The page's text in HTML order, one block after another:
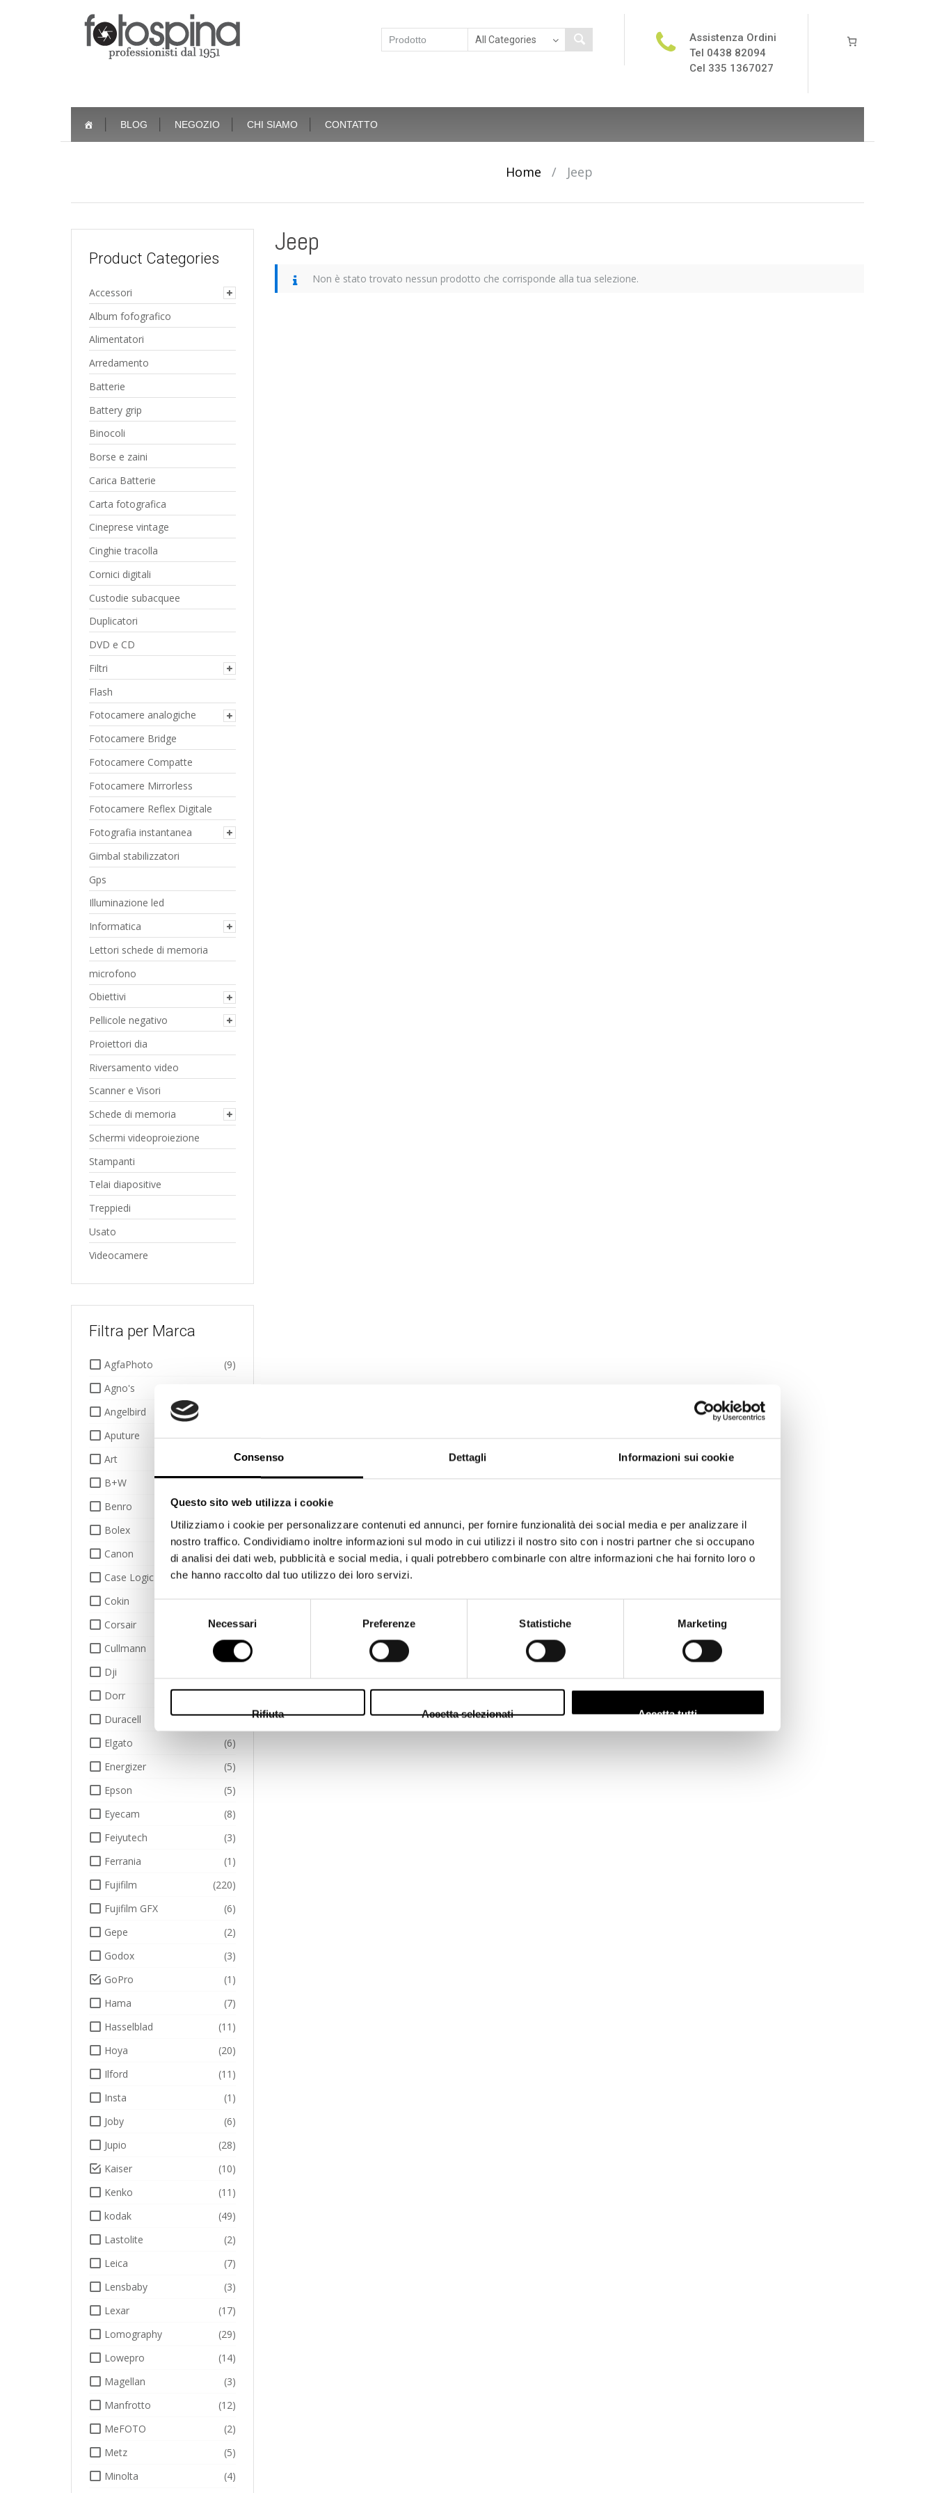
Consenso Dettagli Informazioni sui cookie
Questo sito web utilizza i cookie
Utilizziamo i cookie per personalizzare contenuti ed annunci, per fornire funzionalità dei social media e per analizzare il
nostro traffico. Condividiamo inoltre informazioni sul modo in cui utilizzi il nostro sito con i nostri partner che si occupano
di analisi dei dati web, pubblicità e social media, i quali potrebbero combinarle con altre informazioni che hai fornito loro o
che hanno raccolto dal tuo utilizzo dei loro servizi.
Necessari Preferenze Statistiche Marketing
Rifiuta Accetta selezionati Accetta tutti
Assistenza Ordini
Tel 0438 82094
Cel 335 1367027
content
BLOG NEGOZIO CHI SIAMO CONTATTO
Home / Jeep
Jeep
Non è stato trovato nessun prodotto che corrisponde alla tua selezione.
Product Categories
Accessori
Album fofografico
Alimentatori
Arredamento
Batterie
Battery grip
Binocoli
Borse e zaini
Carica Batterie
Carta fotografica
Cineprese vintage
Cinghie tracolla
Cornici digitali
Custodie subacquee
Duplicatori
DVD e CD
Filtri
Flash
Fotocamere analogiche
Fotocamere Bridge
Fotocamere Compatte
Fotocamere Mirrorless
Fotocamere Reflex Digitale
Fotografia instantanea
Gimbal stabilizzatori
Gps
Illuminazione led
Informatica
Lettori schede di memoria
microfono
Obiettivi
Pellicole negativo
Proiettori dia
Riversamento video
Scanner e Visori
Schede di memoria
Schermi videoproiezione
Stampanti
Telai diapositive
Treppiedi
Usato
Videocamere
Filtra per Marca
AgfaPhoto
(9)
Agno's
Angelbird
Aputure
(1)
Art
(885)
B+W
(3)
Benro
(14)
Bolex
(2)
Canon
(67)
Case Logic
(10)
Cokin
(234)
Corsair
(7)
Cullmann
(1)
Dji
Dorr
(4)
Duracell
(1)
Elgato
(6)
Energizer
(5)
Epson
(5)
Eyecam
(8)
Feiyutech
(3)
Ferrania
(1)
Fujifilm
(220)
Fujifilm GFX
(6)
Gepe
(2)
Godox
(3)
GoPro
(1)
Hama
(7)
Hasselblad
(11)
Hoya
(20)
Ilford
(11)
Insta
(1)
Joby
(6)
Jupio
(28)
Kaiser
(10)
Kenko
(11)
kodak
(49)
Lastolite
(2)
Leica
(7)
Lensbaby
(3)
Lexar
(17)
Lomography
(29)
Lowepro
(14)
Magellan
(3)
Manfrotto
(12)
MeFOTO
(2)
Metz
(5)
Minolta
(4)